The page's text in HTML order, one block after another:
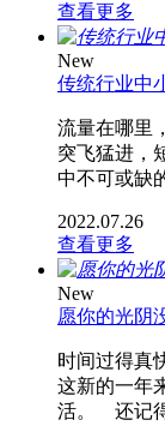
查看更多
New
传统行业中
流量在哪里
突飞猛进，
中不可或缺
2022.07.26
查看更多
New
愿你的光阴
时间过得真
这新的一年
活。 还记